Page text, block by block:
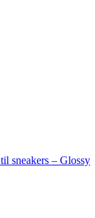
sneakers – Glossy